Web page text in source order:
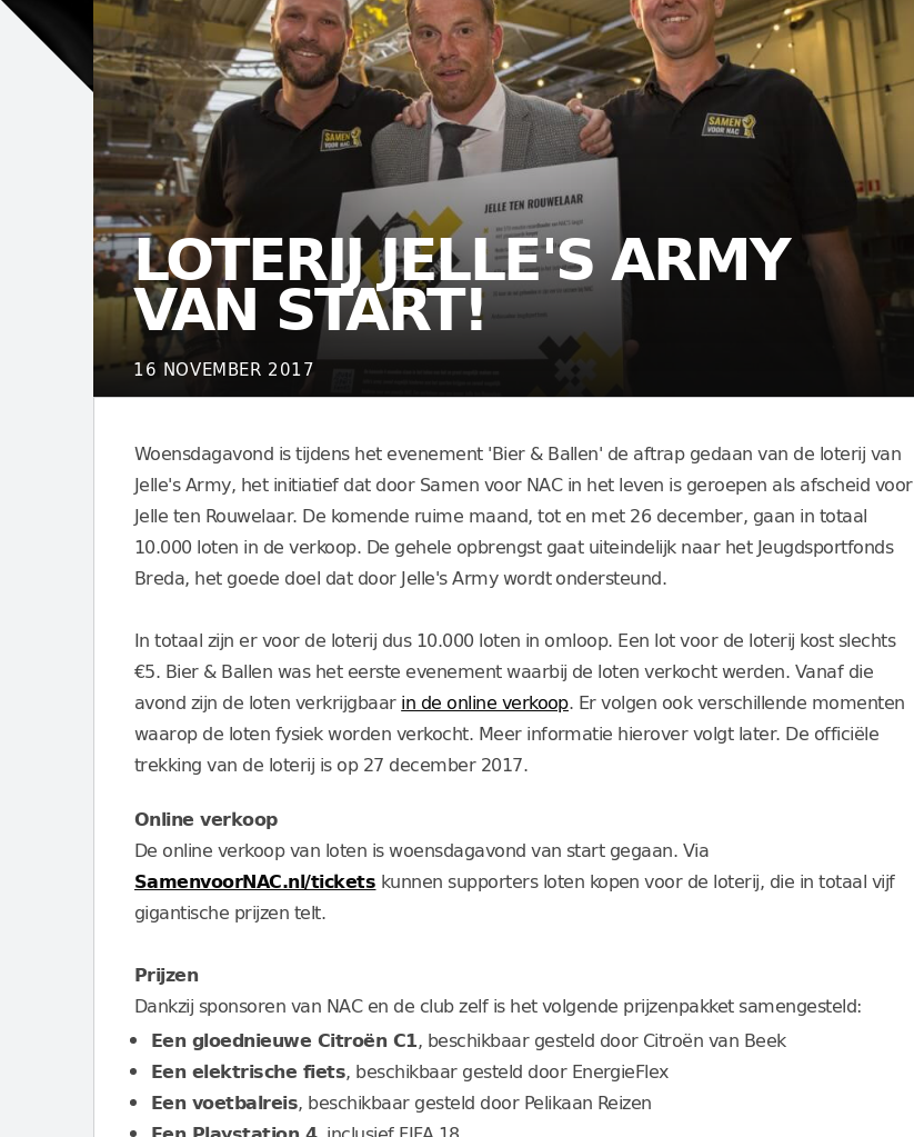
LOTERIJ JELLE'S ARMY
VAN START!
16 NOVEMBER 2017
Woensdagavond is tijdens het evenement 'Bier & Ballen' de aftrap gedaan van de loterij van
Jelle's Army, het initiatief dat door Samen voor NAC in het leven is geroepen als afscheid voor
Jelle ten Rouwelaar. De komende ruime maand, tot en met 26 december, gaan in totaal
10.000 loten in de verkoop. De gehele opbrengst gaat uiteindelijk naar het Jeugdsportfonds
Breda, het goede doel dat door Jelle's Army wordt ondersteund.
In totaal zijn er voor de loterij dus 10.000 loten in omloop. Een lot voor de loterij kost slechts
€5. Bier & Ballen was het eerste evenement waarbij de loten verkocht werden. Vanaf die
avond zijn de loten verkrijgbaar in de online verkoop. Er volgen ook verschillende momenten
waarop de loten fysiek worden verkocht. Meer informatie hierover volgt later. De officiële
trekking van de loterij is op 27 december 2017.
Online verkoop
De online verkoop van loten is woensdagavond van start gegaan. Via
SamenvoorNAC.nl/tickets kunnen supporters loten kopen voor de loterij, die in totaal vijf
gigantische prijzen telt.
Prijzen
Dankzij sponsoren van NAC en de club zelf is het volgende prijzenpakket samengesteld:
Een gloednieuwe Citroën C1, beschikbaar gesteld door Citroën van Beek
Een elektrische fiets, beschikbaar gesteld door EnergieFlex
Een voetbalreis, beschikbaar gesteld door Pelikaan Reizen